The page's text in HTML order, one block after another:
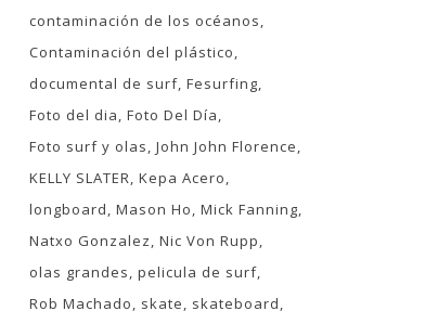
contaminación de los océanos
Contaminación del plástico
documental de surf Fesurfing
Foto del dia Foto Del Día
Foto surf y olas John John Florence
KELLY SLATER Kepa Acero
longboard Mason Ho Mick Fanning
Natxo Gonzalez Nic Von Rupp
olas grandes pelicula de surf
Rob Machado
skate
skateboard